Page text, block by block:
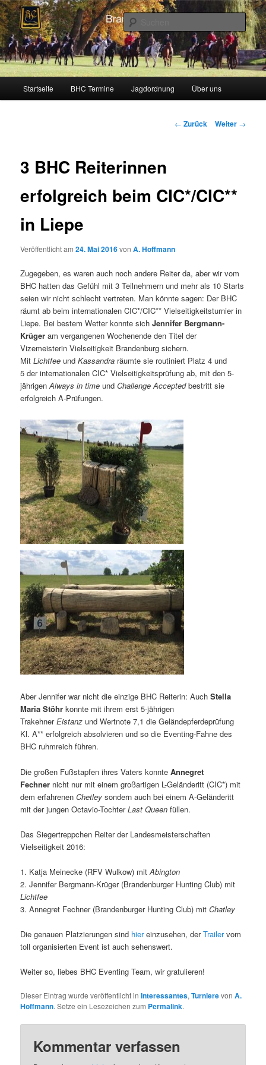
Zum
Inhalt
wechseln
Brandenburger Hunting Club
Schleppjagden und Vielseitigkeitsreiten in Berlin und Brandenburg
Startseite BHC Termine Jagdordnung Über uns
Beitragsnavigation
← Zurück Weiter →
3 BHC Reiterinnen
erfolgreich beim CIC*/CIC**
in Liepe
Veröffentlicht am24. Mai 2016vonA. Hoffmann
Zugegeben, es waren auch noch andere Reiter da, aber wir vom
BHC hatten das Gefühl mit 3 Teilnehmern und mehr als 10 Starts
seien wir nicht schlecht vertreten. Man könnte sagen: Der BHC
räumt ab beim internationalen CIC*/CIC** Vielseitigkeitsturnier in
Liepe. Bei bestem Wetter konnte sichJennifer Bergmann-
Krüger am vergangenen Wochenende den Titel der
Vizemeisterin Vielseitigkeit Brandenburg sichern.
MitLichtfee undKassandra räumte sie routiniert Platz 4 und
5 der internationalen CIC* Vielseitigkeitsprüfung ab, mit den 5-
jährigenAlways in time undChallenge Acceptedbestritt sie
erfolgreich A-Prüfungen.
Aber Jennifer war nicht die einzige BHC Reiterin: AuchStella
Maria Stöhr konnte mit ihrem erst 5-jährigen
TrakehnerEistanz und Wertnote 7,1 die Geländepferdeprüfung
Kl. A** erfolgreich absolvieren und so die Eventing-Fahne des
BHC ruhmreich führen.
Die großen Fußstapfen ihres Vaters konnteAnnegret
Fechner nicht nur mit einem großartigen L-Geländeritt (CIC*) mit
dem erfahrenenChetley sondern auch bei einem A-Geländeritt
mit der jungen Octavio-TochterLast Queen füllen.
Das Siegertreppchen Reiter der Landesmeisterschaften
Vielseitigkeit 2016:
1. Katja Meinecke (RFV Wulkow) mitAbington
2. Jennifer Bergmann-Krüger (Brandenburger Hunting Club) mit
Lichtfee
3. Annegret Fechner (Brandenburger Hunting Club) mitChatley
Die genauen Platzierungen sind hiereinzusehen, derTrailervom
toll organisierten Event ist auch sehenswert.
Weiter so, liebes BHC Eventing Team, wir gratulieren!
Dieser Eintrag wurde veröffentlicht inInteressantes,TurnierevonA.
Hoffmann. Setze ein Lesezeichen zum Permalink.
Kommentar verfassen